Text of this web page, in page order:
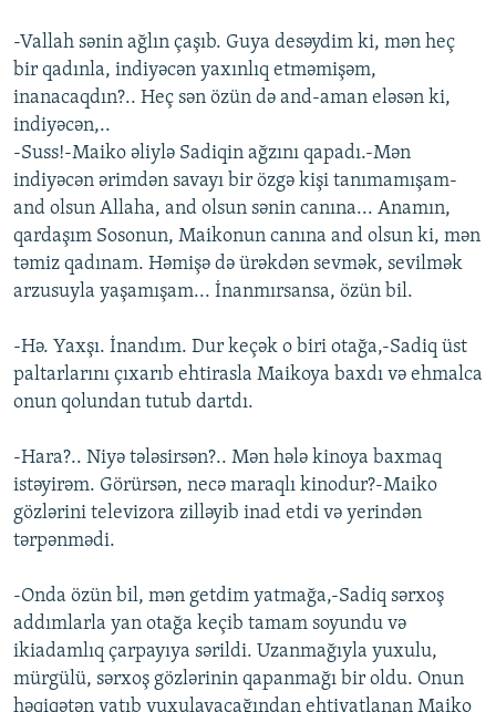
-Vallah sənin ağlın çaşıb. Guya desəydim ki, mən heç
bir qadınla, indiyəcən yaxınlıq etməmişəm,
inanacaqdın?.. Heç sən özün də and-aman eləsən ki,
indiyəcən,..
-Suss!-Maiko əliylə Sadiqin ağzını qapadı.-Mən
indiyəcən ərimdən savayı bir özgə kişi tanımamışam-
and olsun Allaha, and olsun sənin canına... Anamın,
qardaşım Sosonun, Maikonun canına and olsun ki, mən
təmiz qadınam. Həmişə də ürəkdən sevmək, sevilmək
arzusuyla yaşamışam... İnanmırsansa, özün bil.
-Hə. Yaxşı. İnandım. Dur keçək o biri otağa,-Sadiq üst
paltarlarını çıxarıb ehtirasla Maikoya baxdı və ehmalca
onun qolundan tutub dartdı.
-Hara?.. Niyə tələsirsən?.. Mən hələ kinoya baxmaq
istəyirəm. Görürsən, necə maraqlı kinodur?-Maiko
gözlərini televizora zilləyib inad etdi və yerindən
tərpənmədi.
-Onda özün bil, mən getdim yatmağa,-Sadiq sərxoş
addımlarla yan otağa keçib tamam soyundu və
ikiadamlıq çarpayıya sərildi. Uzanmağıyla yuxulu,
mürgülü, sərxoş gözlərinin qapanmağı bir oldu. Onun
həqiqətən yatıb yuxulayacağından ehtiyatlanan Maiko